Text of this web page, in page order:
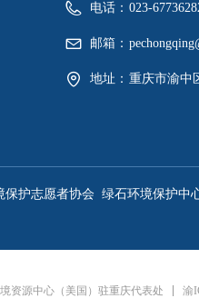
电话： 023-
邮箱：
地址： 重庆市渝中
保护志愿者协会 绿石环境保护中
资源中心（美国）驻重庆代表处 渝